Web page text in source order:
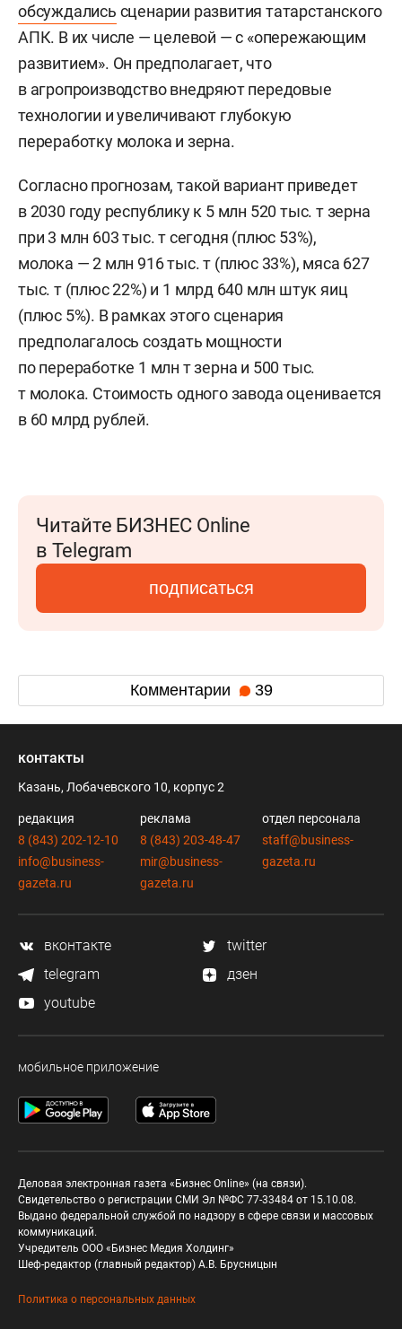
обсуждались сценарии развития татарстанского
АПК. В их числе — целевой — с «опережающим
развитием». Он предполагает, что
в агропроизводство внедряют передовые
технологии и увеличивают глубокую
переработку молока и зерна.
Согласно прогнозам, такой вариант приведет
в 2030 году республику к 5 млн 520 тыс. т зерна
при 3 млн 603 тыс. т сегодня (плюс 53%),
молока — 2 млн 916 тыс. т (плюс 33%), мяса 627
тыс. т (плюс 22%) и 1 млрд 640 млн штук яиц
(плюс 5%). В рамках этого сценария
предполагалось создать мощности
по переработке 1 млн т зерна и 500 тыс.
т молока. Стоимость одного завода оценивается
в 60 млрд рублей.
Читайте БИЗНЕС Online
в Telegram
подписаться
Комментарии 39
контакты
Казань, Лобачевского 10, корпус 2
редакция
8 (843) 202-12-10
info@business-
gazeta.ru
реклама
8 (843) 203-48-47
mir@business-
gazeta.ru
отдел персонала
staff@business-
gazeta.ru
вконтакте
twitter
telegram
дзен
youtube
мобильное приложение
Деловая электронная газета «Бизнес Online» (на связи).
Свидетельство о регистрации СМИ Эл №ФС 77-33484 от 15.10.08.
Выдано федеральной службой по надзору в сфере связи и массовых
коммуникаций.
Учредитель ООО «Бизнес Медия Холдинг»
Шеф-редактор (главный редактор) А.В. Брусницын
Политика о персональных данных